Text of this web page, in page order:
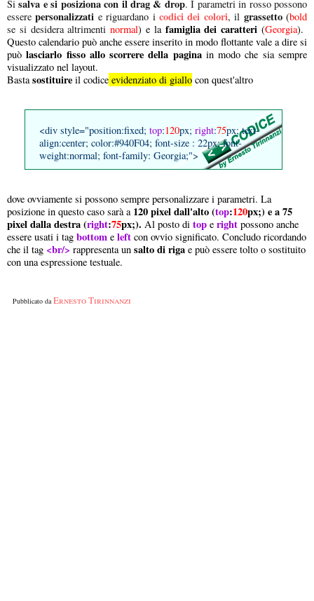
Sisalva e si posiziona con il drag & drop. I parametri in rosso possono
esserepersonalizzati e riguardano i codici dei colori, il grassetto(bold
se si desidera altrimentinormal) e la famiglia dei caratteri (Georgia).
Questo calendario può anche essere inserito in modo flottante vale a dire si
puòlasciarlo fisso allo scorrere della paginain modo che sia sempre
visualizzato nel layout.
Bastasostituire il codice evidenziato di giallo con quest'altro
<div style="position:fixed; top:120px; right:75px; text-
align:center; color:#940F04; font-size : 22px; font-
weight:normal; font-family: Georgia;">
dove ovviamente si possono sempre personalizzare i parametri. La
posizione in questo caso sarà a 120 pixel dall'alto (top:120px;) e a 75
pixel dalla destra (right:75px;). Al posto di top e right possono anche
essere usati i tag bottom e left con ovvio significato. Concludo ricordando
che il tag <br/> rappresenta un salto di riga e può essere tolto o sostituito
con una espressione testuale.
Pubblicato daErnesto Tirinnanzi